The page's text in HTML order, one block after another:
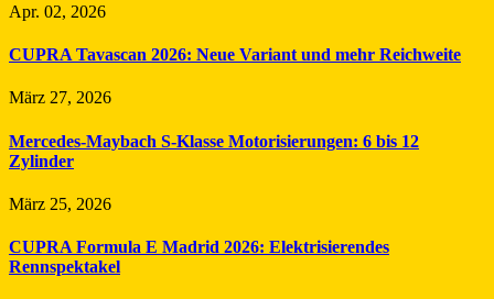
Apr. 02, 2026
CUPRA Tavascan 2026: Neue Variant und mehr Reichweite
März 27, 2026
Mercedes-Maybach S-Klasse Motorisierungen: 6 bis 12
Zylinder
März 25, 2026
CUPRA Formula E Madrid 2026: Elektrisierendes
Rennspektakel